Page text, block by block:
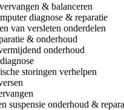
& balanceren
diagnose & reparatie
van versleten onderdelen
& onderhoud
onderhoud
storingen verhelpen
suspensie onderhoud &